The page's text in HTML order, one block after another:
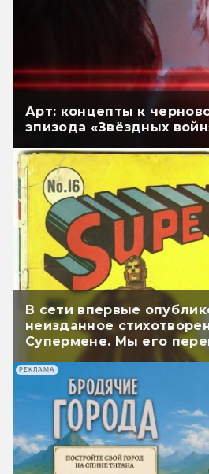
Арт: концепты к
эпизода «Звёздных
В сети впервые
неизданное
Супермене. Мы его
РЕКЛАМА